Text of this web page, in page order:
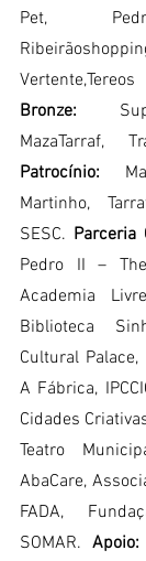
Pet,
Bronze:
Patrocínio:
Martinho,
SESC. Parceria
Pedro II –
Academia
Biblioteca
Cultural
A Fábrica,
Cidades
Teatro
AbaCare,
FADA,
SOMAR. Apoio: